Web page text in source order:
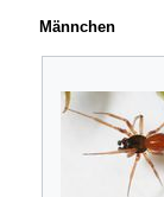
Männchen